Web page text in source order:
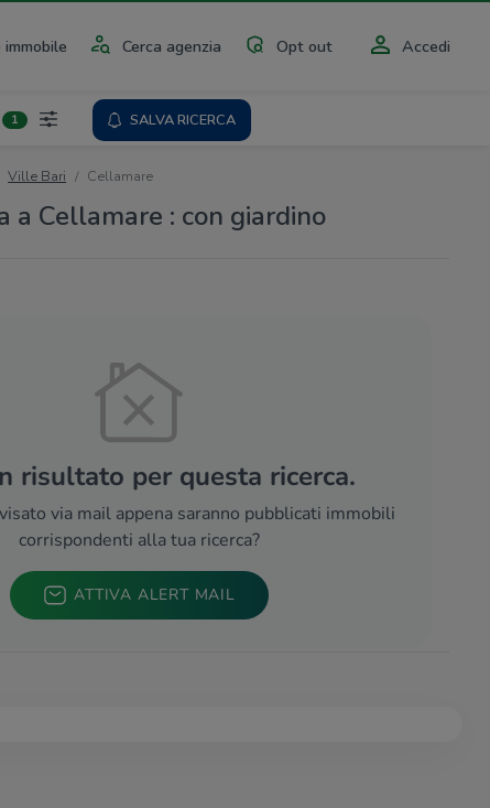
immobile Cerca agenzia Opt out Accedi
1 SALVA RICERCA
Ville Bari Cellamare
a Cellamare : con giardino
risultato per questa ricerca.
via mail appena saranno pubblicati immobili
corrispondenti alla tua ricerca?
ATTIVA ALERT MAIL